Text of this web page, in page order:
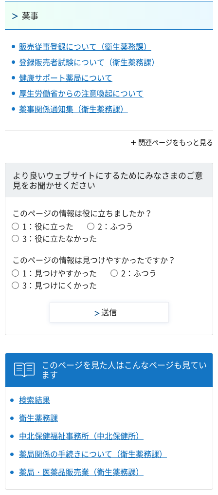
薬事
販売従事登録について（衛生薬務課）
登録販売者試験について（衛生薬務課）
健康サポート薬局について
厚生労働省からの注意喚起について
薬事関係通知集（衛生薬務課）
関連ページをもっと見る
より良いウェブサイトにするためにみなさまのご意
見をお聞かせください
このページの情報は役に立ちましたか？
1：役に立った
2：ふつう
3：役に立たなかった
このページの情報は見つけやすかったですか？
1：見つけやすかった
2：ふつう
3：見つけにくかった
このページを見た人はこんなページも見てい
ます
検索結果
衛生薬務課
中北保健福祉事務所（中北保健所）
薬局関係の手続きについて（衛生薬務課）
薬局・医薬品販売業（衛生薬務課）